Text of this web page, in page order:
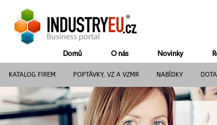
Domů O nás Novinky
KATALOG FIREM POPTÁVKY, VZ A VZMR NABÍDKY